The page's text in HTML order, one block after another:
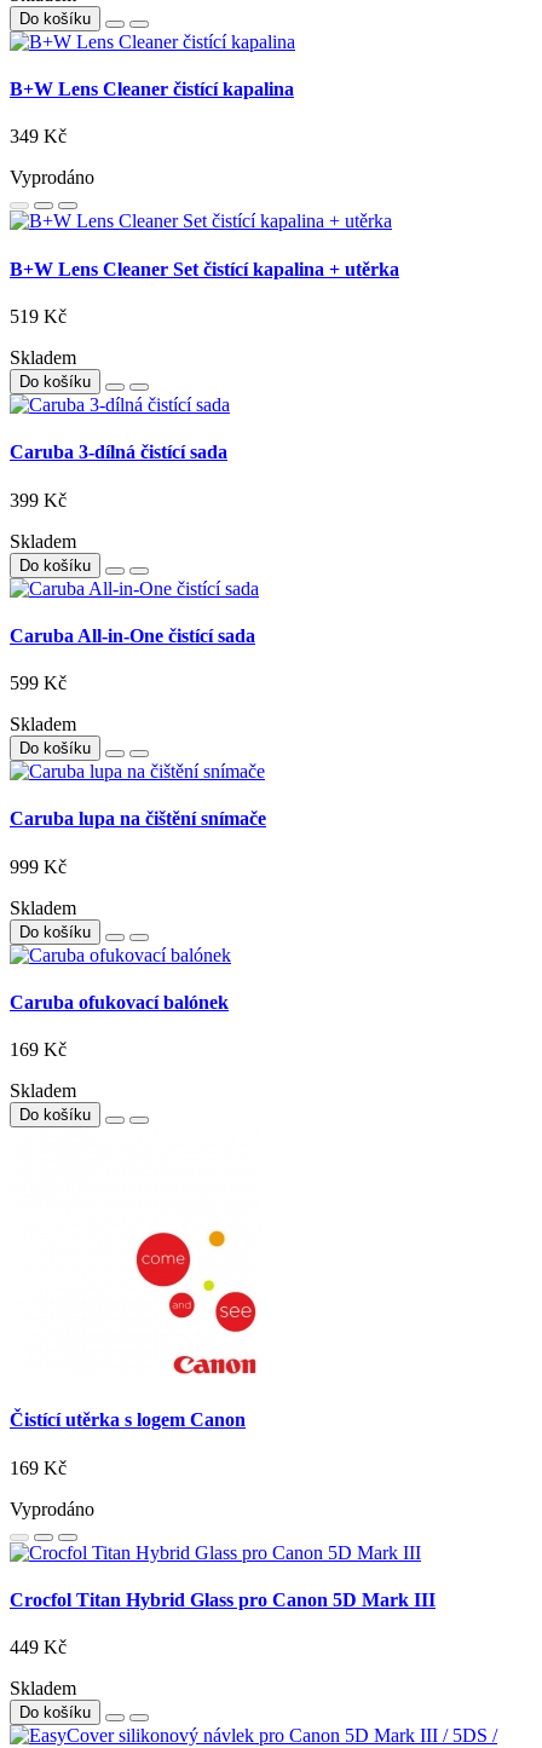
Do košíku
B+W Lens Cleaner čistící kapalina
349 Kč
Vyprodáno
B+W Lens Cleaner Set čistící kapalina + utěrka
519 Kč
Skladem
Do košíku
Caruba 3-dílná čistící sada
399 Kč
Skladem
Do košíku
Caruba All-in-One čistící sada
599 Kč
Skladem
Do košíku
Caruba lupa na čištění snímače
999 Kč
Skladem
Do košíku
Caruba ofukovací balónek
169 Kč
Skladem
Do košíku
Čistící utěrka s logem Canon
169 Kč
Vyprodáno
Crocfol Titan Hybrid Glass pro Canon 5D Mark III
449 Kč
Skladem
Do košíku